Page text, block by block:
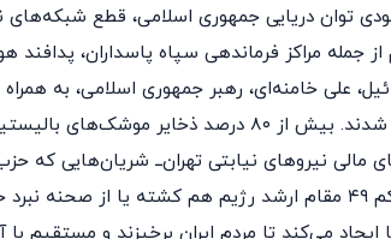
توان دریایی جمهوری اسلامی، قطع شبکه‌های
مراکز فرماندهی سپاه پاسداران، پدافند
علی خامنه‌ای، رهبر جمهوری اسلامی، به همراه
نزدیکان خود و فرماندهان نظامی ارشد‌ــ از جمله روسای سپاه و بسیج و همچنین علی لاریجانی، کارگزار ارشد قدرت، کشته
نیروهای نیابتی تهران‌ــ شریان‌هایی که
و حماس را مسلح و فعال نگه می‌داشت‌ــ قطع و سایت‌های مرتبط با برنامه هسته‌ای در سراسر ایران از بین رفته‌اند. دست‌کم ۴۹ مقام ارشد
می‌کند تا مردم ایران برخیزند و مستقیم با